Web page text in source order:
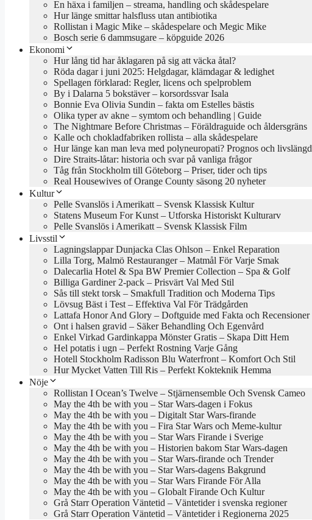
En häxa i familjen – streama, handling och skådespelare
Hur länge smittar halsfluss utan antibiotika
Rollistan i Magic Mike – skådespelare och Megic Mike
Bosch serie 6 dammsugare – köpguide 2026
Ekonomi
Hur lång tid har åklagaren på sig att väcka åtal?
Röda dagar i juni 2025: Helgdagar, klämdagar & ledighet
Spellagen förklarad: Regler, licens och spelproblem
By i Dalarna 5 bokstäver – korsordssvar Isala
Bonnie Eva Olivia Sundin – fakta om Estelles bästis
Olika typer av akne – symtom och behandling | Guide
The Nightmare Before Christmas – Föräldraguide och åldersgräns
Kalle och chokladfabriken rollista – alla skådespelare
Hur länge kan man leva med polyneuropati? Prognos och livslängd
Dire Straits-låtar: historia och svar på vanliga frågor
Tåg från Stockholm till Göteborg – Priser, tider och tips
Real Housewives of Orange County säsong 20 nyheter
Kultur
Pelle Svanslös i Amerikatt – Svensk Klassisk Kultur
Statens Museum For Kunst – Utforska Historiskt Kulturarv
Pelle Svanslös i Amerikatt – Svensk Klassisk Film
Livsstil
Lagningslappar Dunjacka Clas Ohlson – Enkel Reparation
Lilla Torg, Malmö Restauranger – Matmål För Varje Smak
Dalecarlia Hotel & Spa BW Premier Collection – Spa & Golf
Billiga Gardiner 2-pack – Prisvärt Val Med Stil
Sås till stekt torsk – Smakfull Tradition och Moderna Tips
Lövsug Bäst i Test – Effektiva Val För Trädgården
Lattafa Honor And Glory – Doftguide med Fakta och Recensioner
Ont i halsen gravid – Säker Behandling Och Egenvård
Enkel Virkad Gardinkappa Mönster Gratis – Skapa Ditt Hem
Hel potatis i ugn – Perfekt Rostning Varje Gång
Hotell Stockholm Radisson Blu Waterfront – Komfort Och Stil
Hur Mycket Vatten Till Ris – Perfekt Kokteknik Hemma
Nöje
Rollistan I Ocean’s Twelve – Stjärnensemble Och Svensk Cameo
May the 4th be with you – Star Wars-dagen i Fokus
May the 4th be with you – Digitalt Star Wars-firande
May the 4th be with you – Fira Star Wars och Meme-kultur
May the 4th be with you – Star Wars Firande i Sverige
May the 4th be with you – Historien bakom Star Wars-dagen
May the 4th be with you – Star Wars-firande och Trender
May the 4th be with you – Star Wars-dagens Bakgrund
May the 4th be with you – Star Wars Firande För Alla
May the 4th be with you – Globalt Firande Och Kultur
Grå Starr Operation Väntetid – Väntetider i svenska regioner
Grå Starr Operation Väntetid – Väntetider i Regionerna 2025